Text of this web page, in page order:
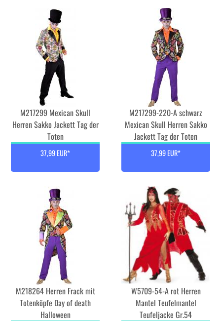
M217299 Mexican Skull
Herren Sakko Jackett Tag der
Toten
37,99 EUR*
M217299-220-A schwarz
Mexican Skull Herren Sakko
Jackett Tag der Toten
37,99 EUR*
M218264 Herren Frack mit
Totenköpfe Day of death
Halloween
W5709-54-A rot Herren
Mantel Teufelmantel
Teufeljacke Gr.54